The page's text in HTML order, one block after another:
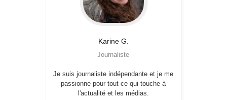
Karine G.
Journaliste
Je suis journaliste indépendante et je me
passionne pour tout ce qui touche à
l'actualité et les médias.